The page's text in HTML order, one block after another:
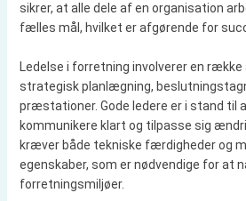
sikrer, at alle dele af en organisation
fælles mål, hvilket er afgørende for
Ledelse i forretning involverer en
strategisk planlægning,
præstationer. Gode ledere er i stand til
kommunikere klart og tilpasse sig
kræver både tekniske færdigheder og
egenskaber, som er nødvendige for at
forretningsmiljøer.